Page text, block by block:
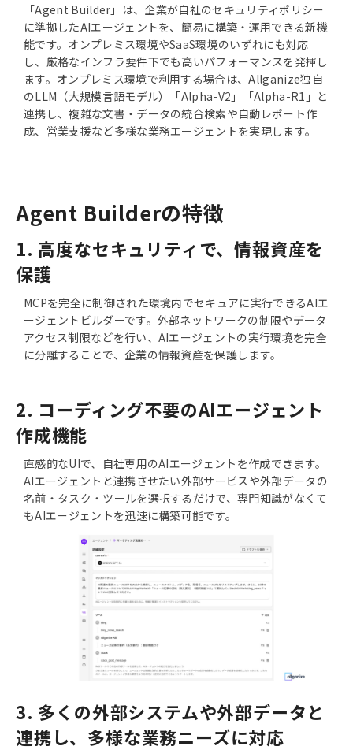
「Agent Builder」は、企業が自社のセキュリティポリシー
に準拠したAIエージェントを、簡易に構築・運用できる新機
能です。オンプレミス環境やSaaS環境のいずれにも対応
し、厳格なインフラ要件下でも高いパフォーマンスを発揮し
ます。オンプレミス環境で利用する場合は、Allganize独自
のLLM（大規模言語モデル）「Alpha-V2」「Alpha-R1」と
連携し、複雑な文書・データの統合検索や自動レポート作
成、営業支援など多様な業務エージェントを実現します。
Agent Builderの特徴
1. 高度なセキュリティで、情報資産を
保護
MCPを完全に制御された環境内でセキュアに実行できるAIエ
ージェントビルダーです。外部ネットワークの制限やデータ
アクセス制限などを行い、AIエージェントの実行環境を完全
に分離することで、企業の情報資産を保護します。
2. コーディング不要のAIエージェント
作成機能
直感的なUIで、自社専用のAIエージェントを作成できます。
AIエージェントと連携させたい外部サービスや外部データの
名前・タスク・ツールを選択するだけで、専門知識がなくて
もAIエージェントを迅速に構築可能です。
3. 多くの外部システムや外部データと
連携し、多様な業務ニーズに対応